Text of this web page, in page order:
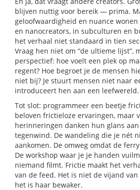
blijven nuttig voor bereik — prima.
geloofwaardigheid en nuance
en nanocreators, in subculturen en
het verhaal niet standaard in tien
Vraag hen niet om “de ultieme lijst”,
perspectief: hoe voelt een plek op
regent? Hoe begroet je de mensen
niet bij? Je stuurt mensen niet naar
introduceert hen aan een leefwereld.
Tot slot: programmeer een beetje
beloven frictieloze ervaringen, maar
herinneringen danken hun glans
tegenwind. De wandeling die je nét
aankomen. De omweg omdat de
De workshop waar je je handen
niemand filmt. Frictie maakt het
van de feed. Het is niet de vijand
het is haar bewaker.